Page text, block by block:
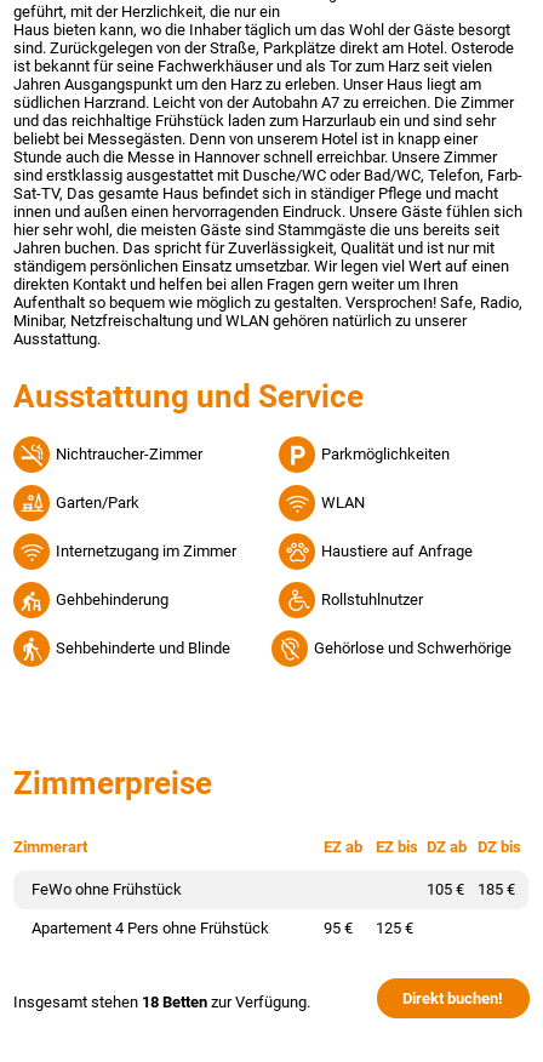
Ausstattung und Service
Nichtraucher-Zimmer Parkmöglichkeiten
Garten/Park WLAN
Internetzugang im Zimmer Haustiere auf Anfrage
Gehbehinderung Rollstuhlnutzer
Sehbehinderte und Blinde Gehörlose und Schwerhörige
Zimmerpreise
Zimmerart EZ ab EZ bis DZ ab DZ bis
FeWo ohne Frühstück 105 € 185 €
Apartement 4 Pers ohne Frühstück 95 € 125 €
Insgesamt stehen 18 Betten zur Verfügung. Direkt buchen!
geführt, mit der Herzlichkeit, die nur ein
Haus bieten kann, wo die Inhaber täglich um das Wohl der Gäste besorgt
sind. Zurückgelegen von der Straße, Parkplätze direkt am Hotel. Osterode
ist bekannt für seine Fachwerkhäuser und als Tor zum Harz seit vielen
Jahren Ausgangspunkt um den Harz zu erleben. Unser Haus liegt am
südlichen Harzrand. Leicht von der Autobahn A7 zu erreichen. Die Zimmer
und das reichhaltige Frühstück laden zum Harzurlaub ein und sind sehr
beliebt bei Messegästen. Denn von unserem Hotel ist in knapp einer
Stunde auch die Messe in Hannover schnell erreichbar. Unsere Zimmer
sind erstklassig ausgestattet mit Dusche/WC oder Bad/WC, Telefon, Farb-
Sat-TV, Das gesamte Haus befindet sich in ständiger Pflege und macht
innen und außen einen hervorragenden Eindruck. Unsere Gäste fühlen sich
hier sehr wohl, die meisten Gäste sind Stammgäste die uns bereits seit
Jahren buchen. Das spricht für Zuverlässigkeit, Qualität und ist nur mit
ständigem persönlichen Einsatz umsetzbar. Wir legen viel Wert auf einen
direkten Kontakt und helfen bei allen Fragen gern weiter um Ihren
Aufenthalt so bequem wie möglich zu gestalten. Versprochen! Safe, Radio,
Minibar, Netzfreischaltung und WLAN gehören natürlich zu unserer
Ausstattung.